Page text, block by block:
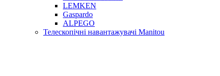
LEMKEN
Gaspardo
ALPEGO
Телескопічні навантажувачі Manitou